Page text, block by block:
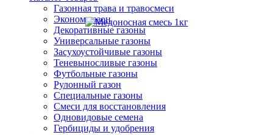
Газонная трава и травосмеси
Эконом газон
Декоративные газоны
Универсальные газоны
Засухоустойчивые газоны
Теневыносливые газоны
Футбольные газоны
Рулонный газон
Специальные газоны
Смеси для восстановления
Одновидовые семена
Гербициды и удобрения